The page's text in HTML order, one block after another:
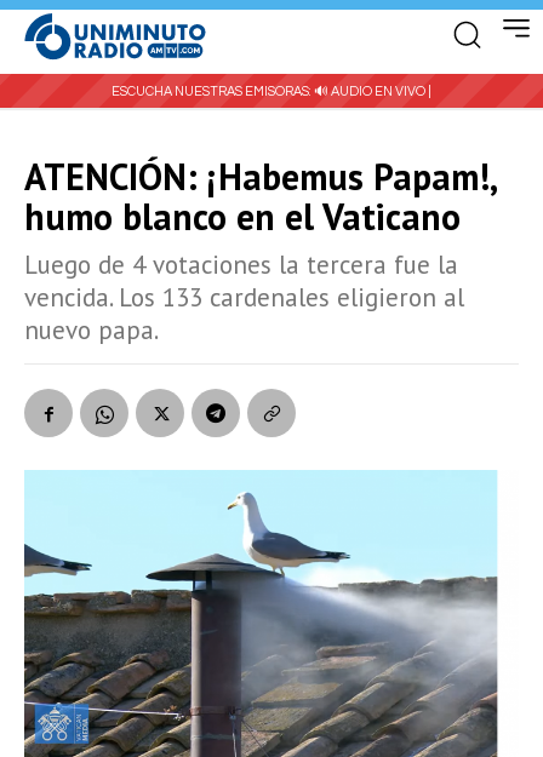
ESCUCHA NUESTRAS EMISORAS: 🔊 AUDIO EN VIVO |
ATENCIÓN: ¡Habemus Papam!,
humo blanco en el Vaticano
Luego de 4 votaciones la tercera fue la
vencida. Los 133 cardenales eligieron al
nuevo papa.